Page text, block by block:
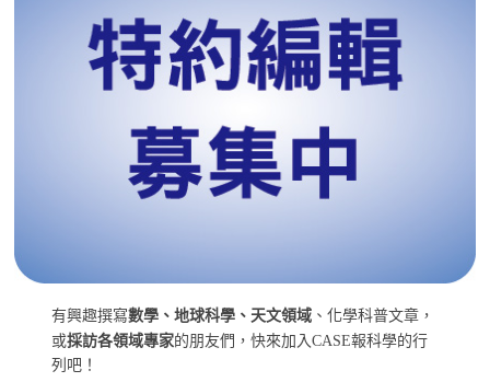
有興趣撰寫數學、地球科學、天文領域 、化學科普文章，
或採訪各領域專家的朋友們，快來加入CASE報科學的行
列吧！